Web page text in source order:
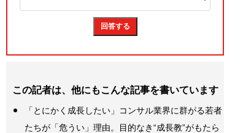
この記者は、他にもこんな記事を書いています
「とにかく成長したい」コンサル業界に群がる若者
たちが「危うい」理由。目的なき“成長教”がもたら